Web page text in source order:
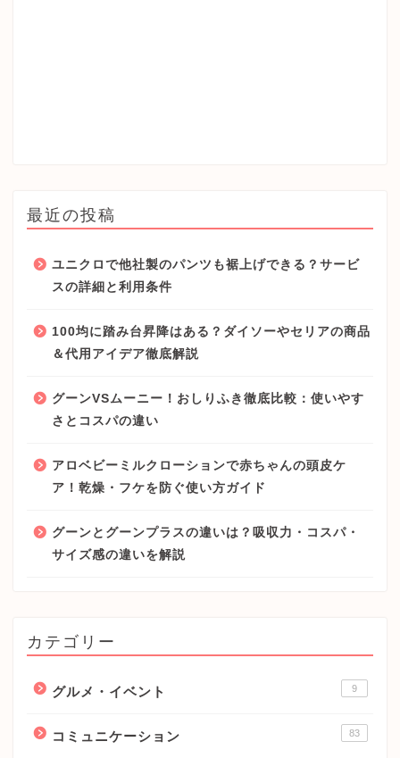
最近の投稿
ユニクロで他社製のパンツも裾上げできる？サービ
スの詳細と利用条件
100均に踏み台昇降はある？ダイソーやセリアの商品
＆代用アイデア徹底解説
グーンVSムーニー！おしりふき徹底比較：使いやす
さとコスパの違い
アロベビーミルクローションで赤ちゃんの頭皮ケ
ア！乾燥・フケを防ぐ使い方ガイド
グーンとグーンプラスの違いは？吸収力・コスパ・
サイズ感の違いを解説
カテゴリー
グルメ・イベント 9
コミュニケーション 83